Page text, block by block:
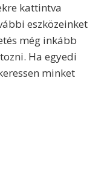
kattintva
eszközeinket
még inkább
Ha egyedi
minket